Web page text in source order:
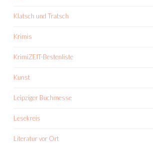
Klatsch und Tratsch
Krimis
KrimiZEIT-Bestenliste
Kunst
Leipziger Buchmesse
Lesekreis
Literatur vor Ort